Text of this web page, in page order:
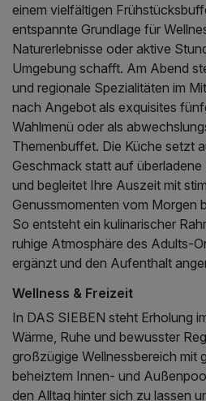
einem vielfältigen
entspannte Grundlage für
Naturerlebnisse oder aktive
Umgebung schafft. Am Abend
und regionale Spezialitäten im
nach Angebot als exquisites
Wahlmenü oder als
Themenbuffet. Die Küche setzt
Geschmack statt auf überladene
und begleitet Ihre Auszeit mit
Genussmomenten vom Morgen
So entsteht ein kulinarischer
ruhige Atmosphäre des Adults-
ergänzt und den Aufenthalt
Wellness & Freizeit
In DAS SIEBEN steht Erholung
Wärme, Ruhe und bewusster
großzügige Wellnessbereich mit
beheiztem Innen- und
den Alltag hinter sich zu lassen